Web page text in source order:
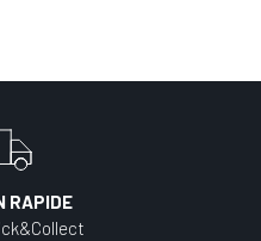
RAPIDE